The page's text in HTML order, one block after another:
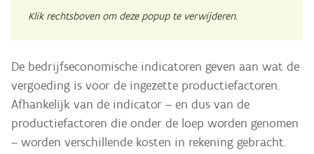
Klik rechtsboven om deze popup te verwijderen.
De bedrijfseconomische indicatoren geven aan wat de
vergoeding is voor de ingezette productiefactoren.
Afhankelijk van de indicator – en dus van de
productiefactoren die onder de loep worden genomen
– worden verschillende kosten in rekening gebracht.